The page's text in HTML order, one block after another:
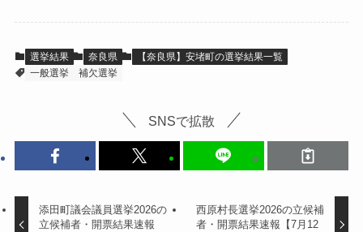
選挙結果 奈良県
【奈良県】安堵町の選挙結果一覧
一般選挙
補欠選挙
SNSで拡散
添田町議会議員選挙2026の
立候補者・開票結果速報
西原村長選挙2026の立候補
者・開票結果速報【7月12